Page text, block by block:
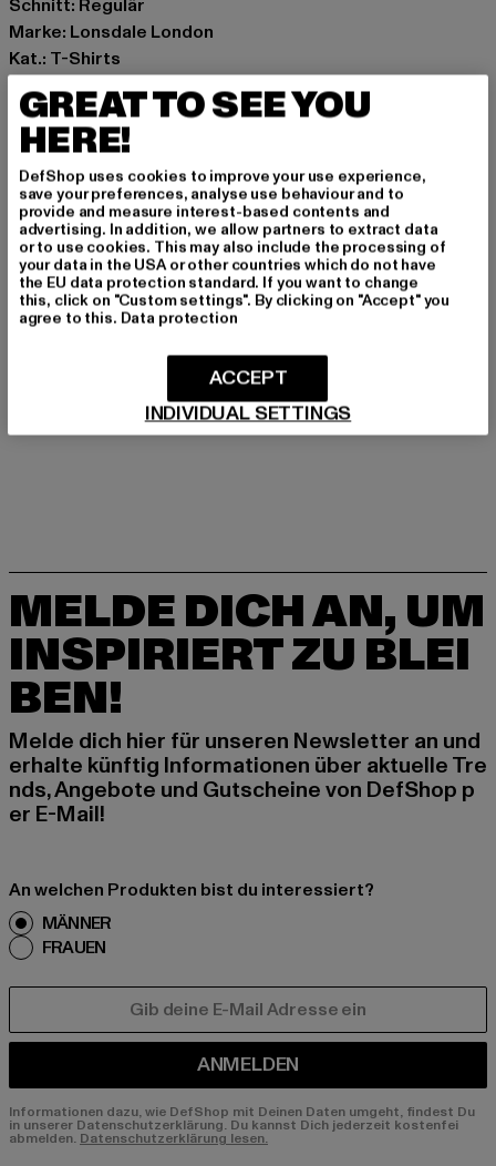
Schnitt: Regulär
Marke: Lonsdale London
Kat.: T-Shirts
Farbe: schwarz
Hersteller Farbe: black
Materialzusammensetzung: 100% Baumwolle
Art.Nr: 111132-00007
Hersteller: Punch GmbH |info@punch-gmbh.de
Im Taubental 15a | 41468 Neuss | DE
GRÖSSE & PASSFORM
LIEFERUNG & RÜCKGABE
MELDE DICH AN, UM
INSPIRIERT ZU BLEI
BEN!
Melde dich hier für unseren Newsletter an und
erhalte künftig Informationen über aktuelle Tre
nds, Angebote und Gutscheine von DefShop p
er E-Mail!
An welchen Produkten bist du interessiert?
MÄNNER
FRAUEN
ANMELDEN
Informationen dazu, wie DefShop mit Deinen Daten umgeht, findest Du
in unserer Datenschutzerklärung. Du kannst Dich jederzeit kostenfei
abmelden. Datenschutzerklärung lesen.
GREAT TO SEE YOU
HERE!
DefShop uses cookies to improve your use experience,
save your preferences, analyse use behaviour and to
provide and measure interest-based contents and
advertising. In addition, we allow partners to extract data
or to use cookies. This may also include the processing of
your data in the USA or other countries which do not have
the EU data protection standard. If you want to change
this, click on "Custom settings". By clicking on "Accept" you
agree to this. Data protection
INDIVIDUAL SETTINGS
ACCEPT